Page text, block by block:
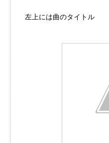
左上には曲のタイトル